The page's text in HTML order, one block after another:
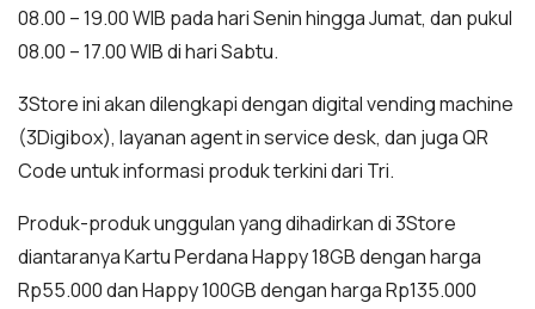
08.00 – 19.00 WIB pada hari Senin hingga Jumat, dan pukul
08.00 – 17.00 WIB di hari Sabtu.
3Store ini akan dilengkapi dengan digital vending machine
(3Digibox), layanan agent in service desk, dan juga QR
Code untuk informasi produk terkini dari Tri.
Produk-produk unggulan yang dihadirkan di 3Store
diantaranya Kartu Perdana Happy 18GB dengan harga
Rp55.000 dan Happy 100GB dengan harga Rp135.000